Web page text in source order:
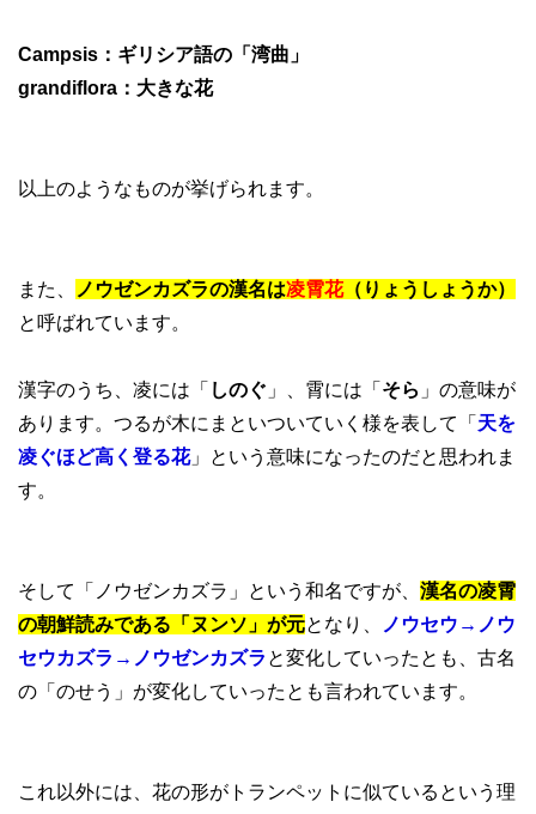
Campsis：ギリシア語の「湾曲」
grandiflora：大きな花
以上のようなものが挙げられます。
また、 ノウゼンカズラの漢名は凌霄花（りょうしょうか）
と呼ばれています。
漢字のうち、凌には「 しのぐ 」、霄には「 そら 」の意味が
あります。つるが木にまといついていく様を表して「 天を
凌ぐほど高く登る花」という意味になったのだと思われま
す。
そして「ノウゼンカズラ」という和名ですが、 漢名の凌霄
の朝鮮読みである「ヌンソ」が元となり、
ノウセウ→ノウ
セウカズラ→ノウゼンカズラ と変化していったとも、古名
の「のせう」が変化していったとも言われています。
これ以外には、花の形がトランペットに似ているという理